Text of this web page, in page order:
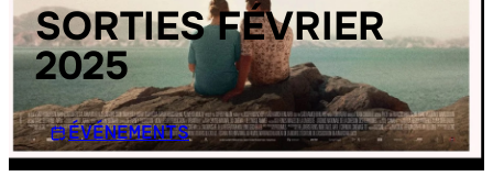
SORTIES FÉVRIER
2025
ÉVÉNEMENTS